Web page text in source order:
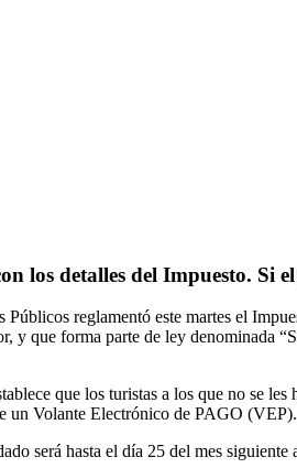
los detalles del Impuesto. Si
reglamentó este martes el
y que forma parte de ley denominada
que los turistas a los que no se
un Volante Electrónico de PAGO (VEP).
será hasta el día 25 del mes